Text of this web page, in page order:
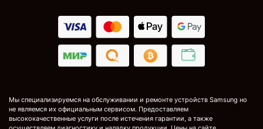
Мы специализируемся на обслуживании и ремонте устройств Samsung но
не являемся их официальным сервисом. Предоставляем
высококачественные услуги после истечения гарантии, а также